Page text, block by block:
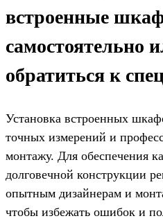
встроенные
самостоятельно
обратиться к
Установка встроенных
точных измерений и
монтажу. Для обеспечения
долговечной конструкции
опытным дизайнерам и
чтобы избежать ошибок и